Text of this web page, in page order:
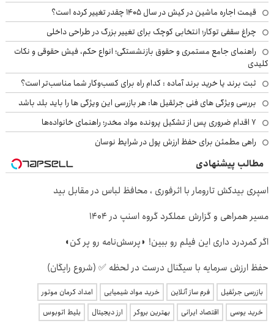
قیمت اجاره ماشین در کیش در سال ۱۴۰۵ چقدر تغییر کرده است؟
چراغ سقفی توکار؛ انتخابی کوچک برای تغییر بزرگ در طراحی داخلی
راهنمای جامع مستمری و حقوق بازنشستگی؛ انواع حکم، فیش حقوقی و نکات
کلیدی
ثبت برند یا خرید برند آماده : کدام راه برای کسب‌وکار شما مناسب‌تر است؟
بررسی ویژگی های فنی جرثقیل ها: هر بازرسی این ویژگی ها را باید بلد باشد
۷ اقدام ضروری پس از تشکیل پرونده مواد مخدر؛ راهنمای خانواده‌ها
راهی مطمئن برای حفظ ارزش پول در شرایط نوسان
مطالب پیشنهادی
اسپری بیدکش تارومار با اثرفوری ، محافظ لباس در مقابل بید
مسیر همراهی و گزارش عملکرد گروه اسنپ در ۱۴۰۴
اگر کمردرد داری این فیلم رو ببین! ◗پرسش‌نامه رو پر کن◖
حفظ ارزش سرمایه با سیگنال درست در لحظه ✅ (شروع رایگان)
بازرسی جرثقیل فرم ساز آنلاین خرید مواد شیمیایی
امداد کرمان موتور
خرید یوسی
اقتصاد ایرانی بهترین بروکر ارز دیجیتال بلیط اتوبوس